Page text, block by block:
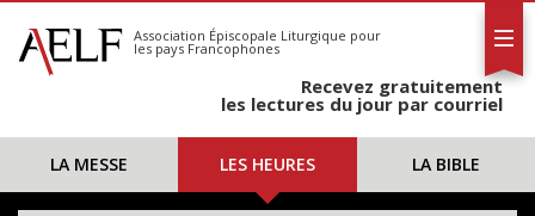
S'abonner
Calendrier
Association Épiscopale Liturgique pour
les pays Francophones
Recevez gratuitement
les lectures du jour par courriel
LA MESSE LES HEURES LA BIBLE